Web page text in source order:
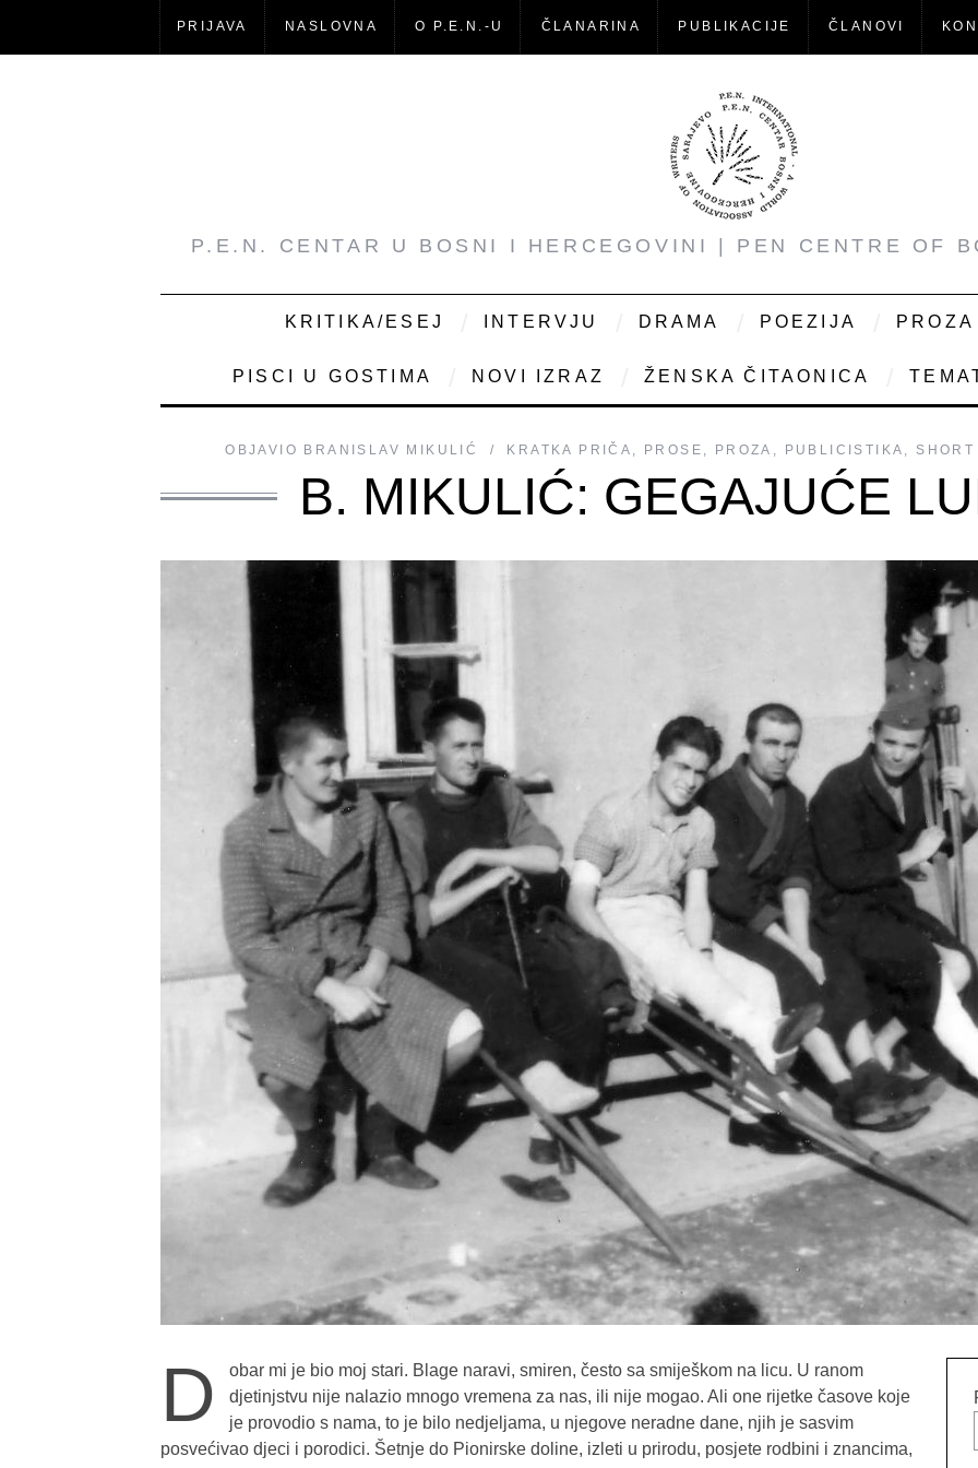
PRIJAVA NASLOVNA O P.E.N.-U ČLANARINA PUBLIKACIJE ČLANOVI
P.E.N. CENTAR U BOSNI I HERCEGOVINI | PEN CENTRE OF
KRITIKA/ESEJ INTERVJU DRAMA POEZIJA PROZA
PISCI U GOSTIMA NOVI IZRAZ ŽENSKA ČITAONICA
OBJAVIO BRANISLAV MIKULIĆ KRATKA PRIČA , PROSE , PROZA , PUBLICISTIKA ,
B. MIKULIĆ: GEGAJUĆE
D
obar mi je bio moj stari. Blage naravi, smiren, često sa smiješkom na licu. U ranom
djetinjstvu nije nalazio mnogo vremena za nas, ili nije mogao. Ali one rijetke časove koje
je provodio s nama, to je bilo nedjeljama, u njegove neradne dane, njih je sasvim
posvećivao djeci i porodici. Šetnje do Pionirske doline, izleti u prirodu, posjete rodbini i znancima,